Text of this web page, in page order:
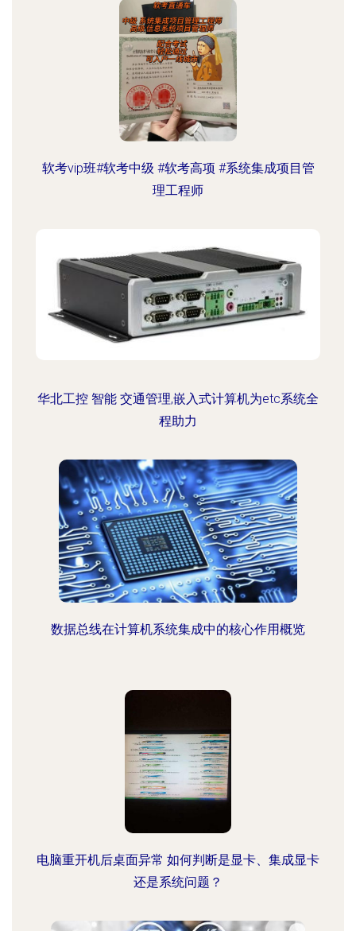
软考vip班#软考中级 #软考高项 #系统集成项目管
理工程师
华北工控 智能 交通管理,嵌入式计算机为etc系统全
程助力
数据总线在计算机系统集成中的核心作用概览
电脑重开机后桌面异常 如何判断是显卡、集成显卡
还是系统问题？